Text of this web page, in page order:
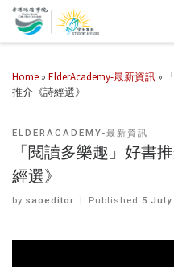
Home » ElderAcademy-最新資訊 »
推介《詩經選》
ELDERACADEMY-最新資訊
「閱讀多樂趣」好書
經選》
by saoeditor | Published 5 July